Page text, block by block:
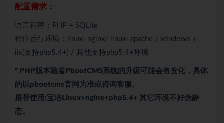
配置需求：
语言程序：PHP + SQLite
程序运行环境：linux+nginx/ linux+apache / windows +
iis(支持php5.4+) / 其他支持php5.4+环境
* PHP版本随着PbootCMS系统的升级可能会有变化，具体
的以pbootcms官网为准或咨询客服。
推荐使用:宝塔Linux+nginx+php5.4+ 其它环境不好伪静
态。